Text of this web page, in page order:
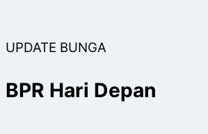
UPDATE BUNGA
BPR Hari Depan